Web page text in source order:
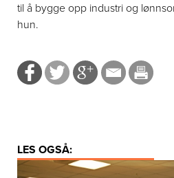
til å bygge opp industri og
hun.
LES OGSÅ: